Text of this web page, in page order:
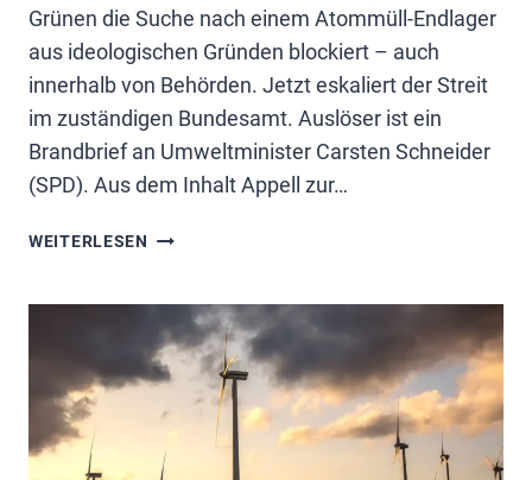
Grünen die Suche nach einem Atommüll-Endlager
aus ideologischen Gründen blockiert – auch
innerhalb von Behörden. Jetzt eskaliert der Streit
im zuständigen Bundesamt. Auslöser ist ein
Brandbrief an Umweltminister Carsten Schneider
(SPD). Aus dem Inhalt Appell zur…
WEITERLESEN GRÜNE
POLITIK